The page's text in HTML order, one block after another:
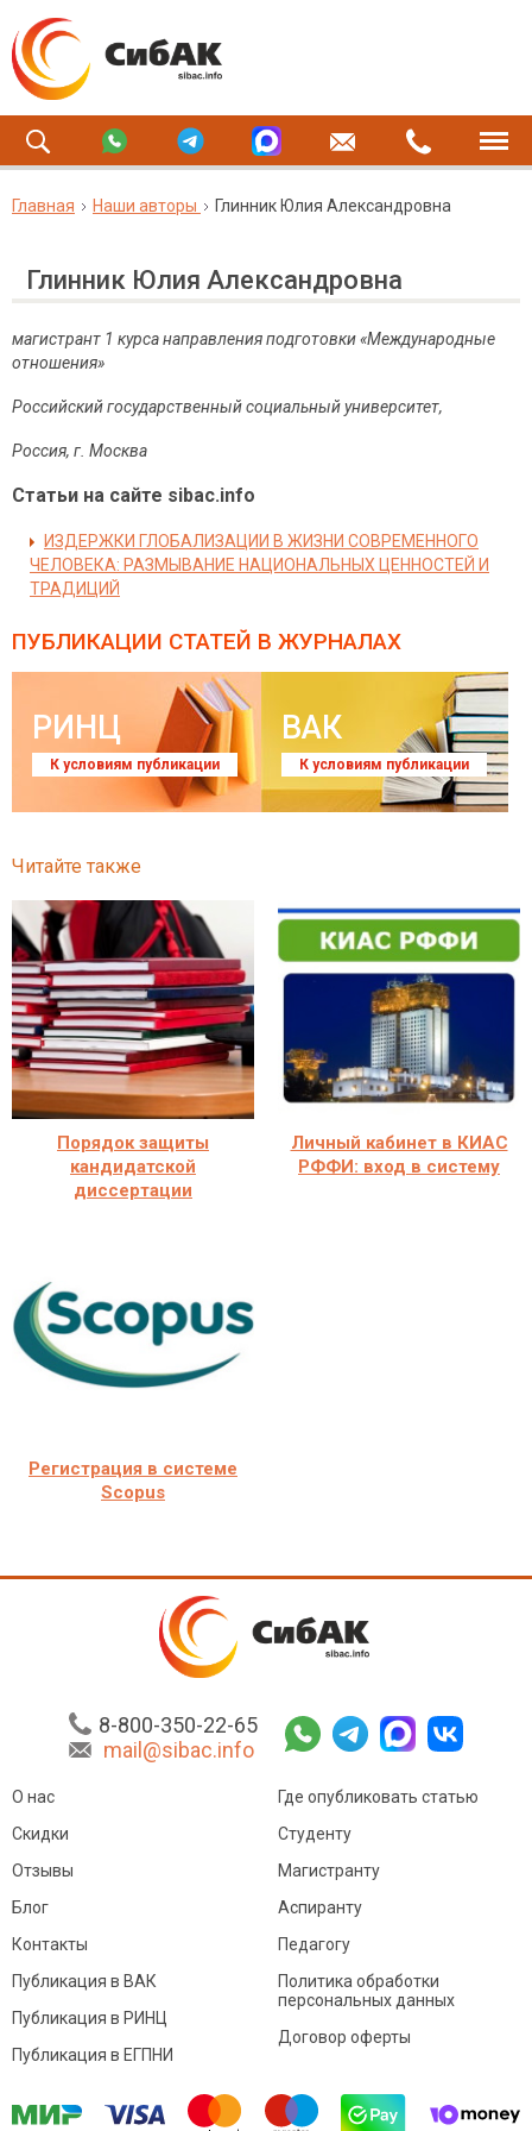
Главная Наши авторы Глинник Юлия Александровна
Глинник Юлия Александровна
магистрант 1 курса направления подготовки «Международные
отношения»
Российский государственный социальный университет,
Россия, г. Москва
Статьи на сайте sibac.info
ИЗДЕРЖКИ ГЛОБАЛИЗАЦИИ В ЖИЗНИ СОВРЕМЕННОГО
ЧЕЛОВЕКА: РАЗМЫВАНИЕ НАЦИОНАЛЬНЫХ ЦЕННОСТЕЙ И
ТРАДИЦИЙ
ПУБЛИКАЦИИ СТАТЕЙ В ЖУРНАЛАХ
РИНЦ
К условиям публикации
ВАК
К условиям публикации
Читайте также
Порядок защиты
кандидатской
диссертации
Личный кабинет в КИАС
РФФИ: вход в систему
Регистрация в системе
Scopus
8-800-350-22-65
mail@sibac.info
О нас
Скидки
Отзывы
Блог
Контакты
Где опубликовать статью
Студенту
Магистранту
Аспиранту
Педагогу
Публикация в ВАК
Публикация в РИНЦ
Публикация в ЕГПНИ
Политика обработки
персональных данных
Договор оферты